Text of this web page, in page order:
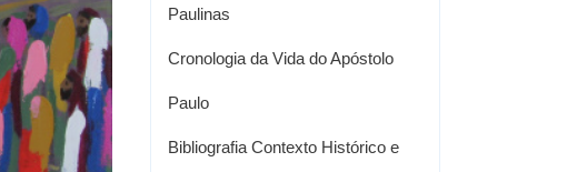
Paulinas
Cronologia da Vida do Apóstolo
Paulo
Bibliografia Contexto Histórico e